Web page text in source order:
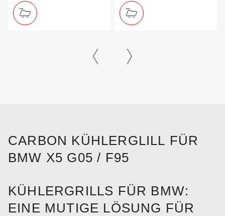
CARBON KÜHLERGLILL FÜR
BMW X5 G05 / F95
KÜHLERGRILLS FÜR BMW:
EINE MUTIGE LÖSUNG FÜR